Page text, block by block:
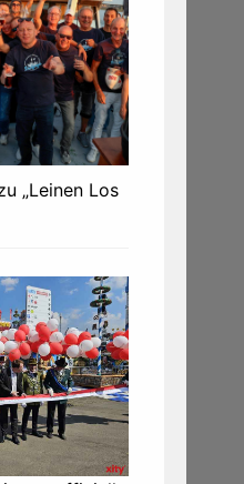
„Leinen Los